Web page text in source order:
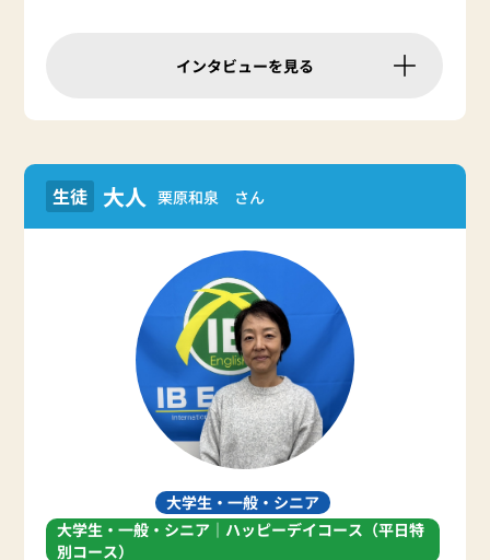
インタビューを見る
生徒 大人 栗原和泉 さん
大学生・一般・シニア
大学生・一般・シニア｜ハッピーデイコース（平日特
別コース）